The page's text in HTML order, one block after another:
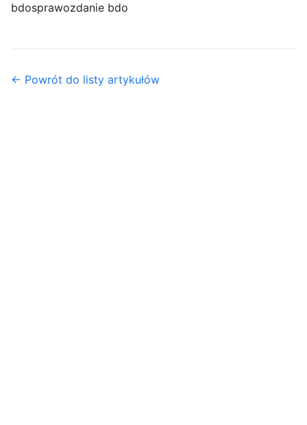
bdosprawozdanie bdo
← Powrót do listy artykułów